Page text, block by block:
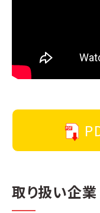
取り扱い企業